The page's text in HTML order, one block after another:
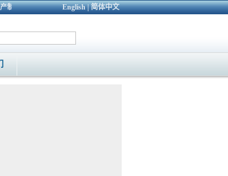
企业，公司历史悠久、积极创新，先后研发出新一代节能型“转炉”
English|简体中文